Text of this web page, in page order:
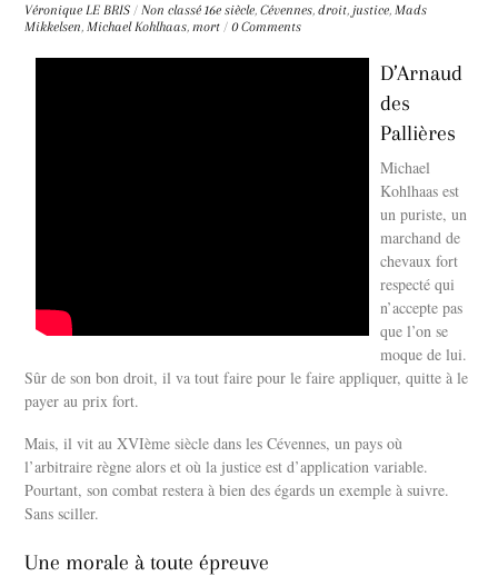
Véronique LE BRIS / Non classé 16e siècle,Cévennes,droit, justice, Mads
Mikkelsen, Michael Kohlhaas, mort / 0 Comments
D’Arnaud
des
Pallières
Michael
Kohlhaas est
un puriste, un
marchand de
chevaux fort
respecté qui
n’accepte pas
que l’on se
moque de lui.
Sûr de son bon droit, il va tout faire pour le faire appliquer, quitte à le
payer au prix fort.
Mais, il vit au XVIème siècle dans les Cévennes, un pays où
l’arbitraire règne alors et où la justice est d’application variable.
Pourtant, son combat restera à bien des égards un exemple à suivre.
Sans sciller.
Une morale à toute épreuve